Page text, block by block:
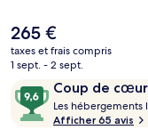
plus réussis.
Le
prix
actuel
de
265 €.
265 €
taxes et frais compris
1 sept. - 2 sept.
Avis
voyageurs
Coup de cœur
9,6
sur
10,
Les hébergements
Afficher 65 avis